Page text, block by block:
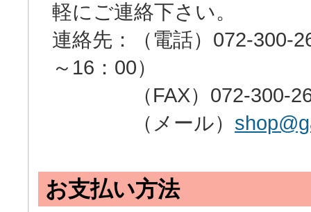
軽にご連絡下さい。
連絡先：（電話）072-300-
～16：00）
（FAX）072-300-
（メール）
お支払い方法